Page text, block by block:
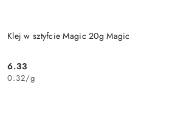
Klej w sztyfcie Magic 20g Magic
Cena:
6.33
0.32/g